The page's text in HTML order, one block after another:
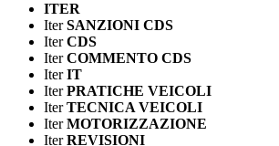
ITER
IterSANZIONI CDS
IterCDS
IterCOMMENTO CDS
IterIT
IterPRATICHE VEICOLI
IterTECNICA VEICOLI
IterMOTORIZZAZIONE
IterREVISIONI